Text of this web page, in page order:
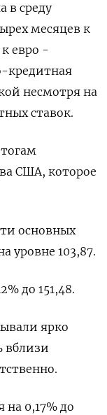
в среду
месяцев к
евро -
кредитная
несмотря на
ставок.
США, которое
основных
уровне 103,87​.
до 151,48.
ярко
вблизи
на 0,17% до